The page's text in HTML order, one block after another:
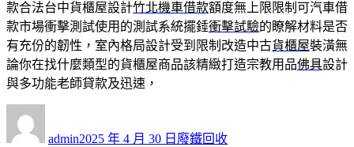
款合法台中貨櫃屋設計竹北機車借款額度無上限限制可汽車借
款市場衝擊測試使用的測試系統擺錘衝擊試驗的瞭解材料是否
有充份的韌性，室內格局設計受到限制改造中古貨櫃屋裝潢無
論你在找什麼類型的貨櫃屋商品該精緻打造宗教用品佛具設計
與多功能老師貸款及迅速，
者
admin佈
2025 年 4 月 30 日 類
廢鐵回收